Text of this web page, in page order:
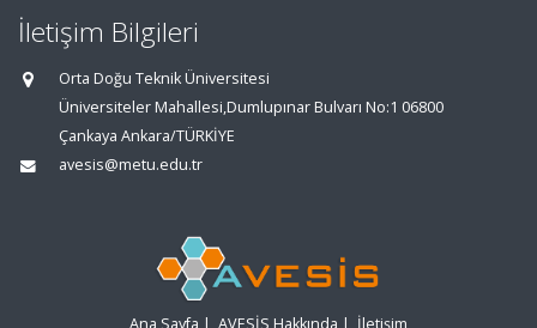
İletişim Bilgileri
Orta Doğu Teknik Üniversitesi
Üniversiteler Mahallesi,Dumlupınar Bulvarı No:1 06800
Çankaya Ankara/TÜRKİYE
avesis@metu.edu.tr
Ana Sayfa | AVESİS Hakkında | İletişim